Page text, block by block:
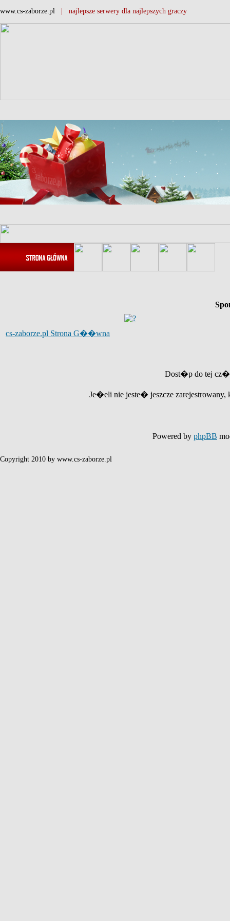
www.cs-zaborze.pl | najlepsze serwery dla najlepszych graczy
cs-zaborze.pl Strona G��wna
Dost�p do tej
Je�eli nie jeste� jeszcze
Powered by phpBB
Copyright 2010 by www.cs-zaborze.pl